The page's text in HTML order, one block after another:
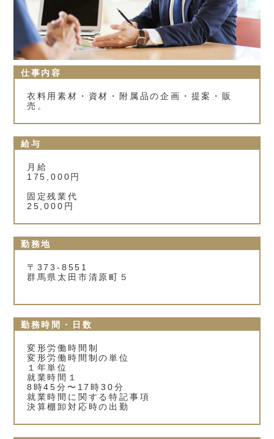
仕事内容
衣料用素材・資材・附属品の企画・提案・販
売。
給与
月給
175,000円
固定残業代
25,000円
勤務地
〒373-8551
群馬県太田市清原町５
勤務時間・日数
変形労働時間制
変形労働時間制の単位
１年単位
就業時間１
8時45分〜17時30分
就業時間に関する特記事項
決算棚卸対応時の出勤